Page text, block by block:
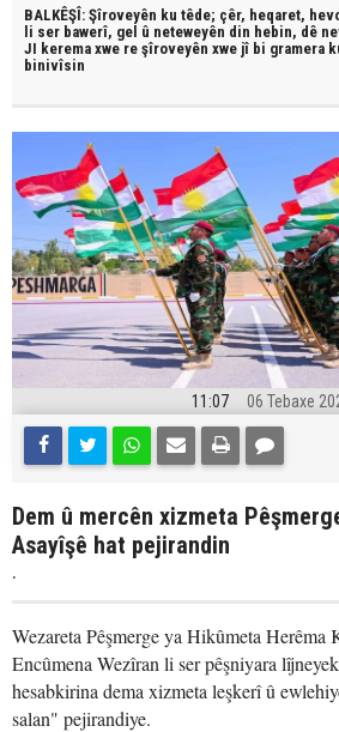
BALKÊŞÎ: Şîroveyên ku têde; çêr, heqaret,
li ser bawerî, gel û neteweyên din hebin, dê
JI kerema xwe re şîroveyên xwe jî bi gramera
binivîsin
11:07 06 Tebaxe
Dem û mercên xizmeta
Asayîşê hat pejirandin
.
Wezareta Pêşmerge ya Hikûmeta Herêma
Encûmena Wezîran li ser pêşniyara
hesabkirina dema xizmeta leşkerî û
salan" pejirandiye.